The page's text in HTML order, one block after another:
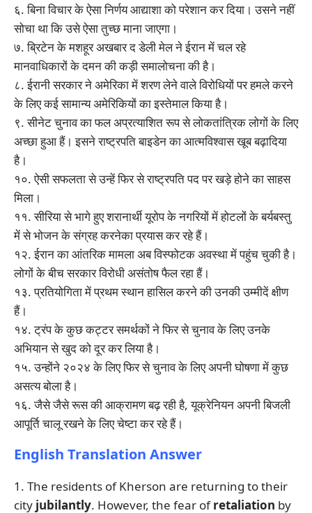
६. बिना विचार के ऐसा निर्णय आद्याशा को परेशान कर दिया। उसने नहीं
सोचा था कि उसे ऐसा तुच्छ माना जाएगा।
७. ब्रिटेन के मशहूर अखबार द डेली मेल ने ईरान में चल रहे
मानवाधिकारों के दमन की कड़ी समालोचना की है।
८. ईरानी सरकार ने अमेरिका में शरण लेने वाले विरोधियों पर हमले करने
के लिए कई सामान्य अमेरिकियों का इस्तेमाल किया है।
९. सीनेट चुनाव का फल अप्रत्याशित रूप से लोकतांत्रिक लोगों के लिए
अच्छा हुआ हैं। इसने राष्ट्रपति बाइडेन का आत्मविश्वास खूब बढ़ादिया
है।
१०. ऐसी सफलता से उन्हें फिर से राष्ट्रपति पद पर खड़े होने का साहस
मिला।
११. सीरिया से भागे हुए शरानार्थी यूरोप के नगरियों में होटलों के बर्यबस्तु
में से भोजन के संग्रह करनेका प्रयास कर रहे हैं।
१२. ईरान का आंतरिक मामला अब विस्फोटक अवस्था में पहुंच चुकी है।
लोगों के बीच सरकार विरोधी असंतोष फैल रहा हैं।
१३. प्रतियोगिता में प्रथम स्थान हासिल करने की उनकी उम्मीदें क्षीण
हैं।
१४. ट्रंप के कुछ कट्टर समर्थकों ने फिर से चुनाव के लिए उनके
अभियान से खुद को दूर कर लिया है।
१५. उन्होंने २०२४ के लिए फिर से चुनाव के लिए अपनी घोषणा में कुछ
असत्य बोला है।
१६. जैसे जैसे रूस की आक्रामण बढ़ रही है, यूक्रेनियन अपनी बिजली
आपूर्ति चालू रखने के लिए चेष्टा कर रहे हैं।
English Translation Answer
1. The residents of Kherson are returning to their
city jubilantly. However, the fear ofretaliation by